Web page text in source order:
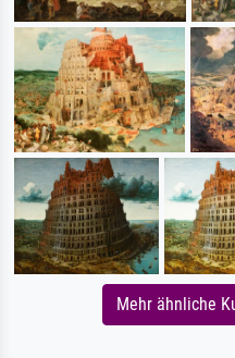
Mehr ähnliche